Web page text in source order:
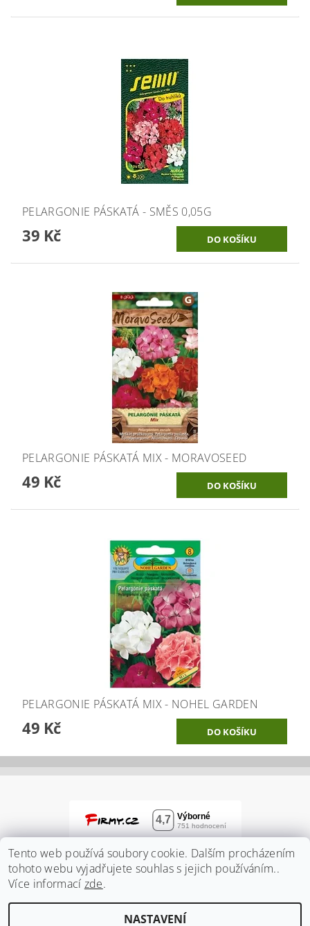
PELARGONIE PÁSKATÁ - SMĚS 0,05G
39 Kč
PELARGONIE PÁSKATÁ MIX - MORAVOSEED
49 Kč
PELARGONIE PÁSKATÁ MIX - NOHEL GARDEN
49 Kč
Tento web používá soubory cookie. Dalším procházením
tohoto webu vyjadřujete souhlas s jejich používáním..
Více informací zde.
NASTAVENÍ